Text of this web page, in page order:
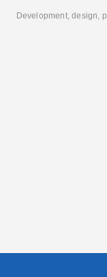
Development, design,